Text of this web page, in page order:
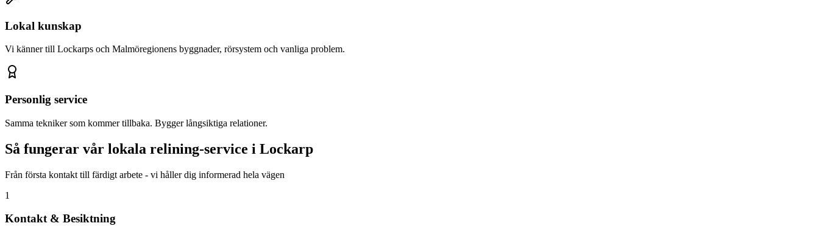
Lokal kunskap
Vi känner till Lockarps och Malmöregionens byggnader, rörsystem och vanliga problem.
Personlig service
Samma tekniker som kommer tillbaka. Bygger långsiktiga relationer.
Så fungerar vår lokala relining-service i Lockarp
Från första kontakt till färdigt arbete - vi håller dig informerad hela vägen
1
Kontakt & Besiktning